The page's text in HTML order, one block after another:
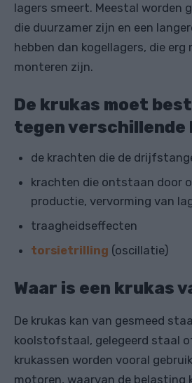
lagers smeert. Meestal worden
die duurzamer zijn en een
hebben dan kogellagers, die erg
monteren zijn.
De krukas moet
tegen
de krachten die de
krachten die ontstaan ​​door
productie, vervorming van
traagheidseffecten
torsietrilling (oscillatie)
Waar is een krukas
De krukas kan van gesmeed
koolstofstaal, gelegeerd staal
krukassen worden vooral
motoren, waarvan de belasting